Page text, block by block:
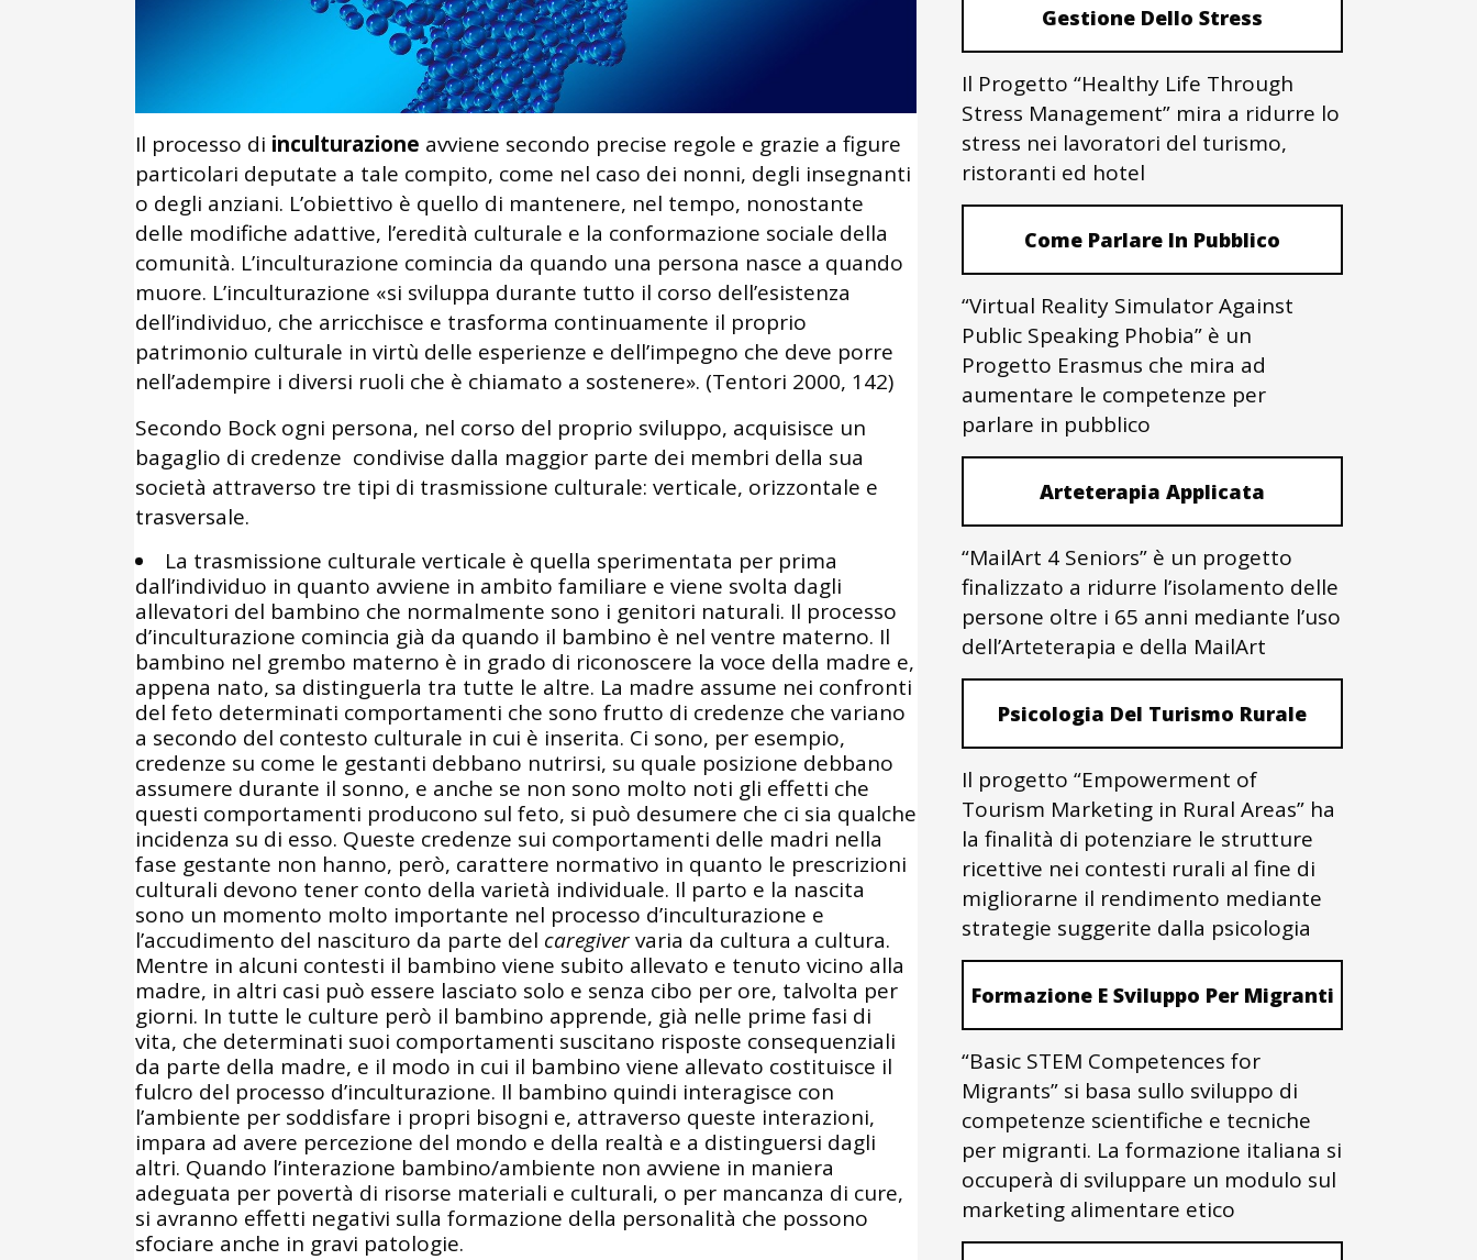
Il processo di inculturazione avviene secondo precise regole e grazie a figure
particolari deputate a tale compito, come nel caso dei nonni, degli insegnanti
o degli anziani. L’obiettivo è quello di mantenere, nel tempo, nonostante
delle modifiche adattive, l’eredità culturale e la conformazione sociale della
comunità. L’inculturazione comincia da quando una persona nasce a quando
muore. L’inculturazione «si sviluppa durante tutto il corso dell’esistenza
dell’individuo, che arricchisce e trasforma continuamente il proprio
patrimonio culturale in virtù delle esperienze e dell’impegno che deve porre
nell’adempire i diversi ruoli che è chiamato a sostenere». (Tentori 2000, 142)
Secondo Bock ogni persona, nel corso del proprio sviluppo, acquisisce un
bagaglio di credenze condivise dalla maggior parte dei membri della sua
società attraverso tre tipi di trasmissione culturale: verticale, orizzontale e
trasversale.
La trasmissione culturale verticale è quella sperimentata per prima
dall’individuo in quanto avviene in ambito familiare e viene svolta dagli
allevatori del bambino che normalmente sono i genitori naturali. Il processo
d’inculturazione comincia già da quando il bambino è nel ventre materno. Il
bambino nel grembo materno è in grado di riconoscere la voce della madre e,
appena nato, sa distinguerla tra tutte le altre. La madre assume nei confronti
del feto determinati comportamenti che sono frutto di credenze che variano
a secondo del contesto culturale in cui è inserita. Ci sono, per esempio,
credenze su come le gestanti debbano nutrirsi, su quale posizione debbano
assumere durante il sonno, e anche se non sono molto noti gli effetti che
questi comportamenti producono sul feto, si può desumere che ci sia qualche
incidenza su di esso. Queste credenze sui comportamenti delle madri nella
fase gestante non hanno, però, carattere normativo in quanto le prescrizioni
culturali devono tener conto della varietà individuale. Il parto e la nascita
sono un momento molto importante nel processo d’inculturazione e
l’accudimento del nascituro da parte del caregivervaria da cultura a cultura.
Mentre in alcuni contesti il bambino viene subito allevato e tenuto vicino alla
madre, in altri casi può essere lasciato solo e senza cibo per ore, talvolta per
giorni. In tutte le culture però il bambino apprende, già nelle prime fasi di
vita, che determinati suoi comportamenti suscitano risposte consequenziali
da parte della madre, e il modo in cui il bambino viene allevato costituisce il
fulcro del processo d’inculturazione. Il bambino quindi interagisce con
l’ambiente per soddisfare i propri bisogni e, attraverso queste interazioni,
impara ad avere percezione del mondo e della realtà e a distinguersi dagli
altri. Quando l’interazione bambino/ambiente non avviene in maniera
adeguata per povertà di risorse materiali e culturali, o per mancanza di cure,
si avranno effetti negativi sulla formazione della personalità che possono
sfociare anche in gravi patologie.
Gestione Dello Stress
Il Progetto “Healthy Life Through
Stress Management” mira a ridurre lo
stress nei lavoratori del turismo,
ristoranti ed hotel
Come Parlare In Pubblico
“Virtual Reality Simulator Against
Public Speaking Phobia” è un
Progetto Erasmus che mira ad
aumentare le competenze per
parlare in pubblico
Arteterapia Applicata
“MailArt 4 Seniors” è un progetto
finalizzato a ridurre l’isolamento delle
persone oltre i 65 anni mediante l’uso
dell’Arteterapia e della MailArt
Psicologia Del Turismo Rurale
Il progetto “Empowerment of
Tourism Marketing in Rural Areas” ha
la finalità di potenziare le strutture
ricettive nei contesti rurali al fine di
migliorarne il rendimento mediante
strategie suggerite dalla psicologia
Formazione E Sviluppo Per Migranti
“Basic STEM Competences for
Migrants” si basa sullo sviluppo di
competenze scientifiche e tecniche
per migranti. La formazione italiana si
occuperà di sviluppare un modulo sul
marketing alimentare etico